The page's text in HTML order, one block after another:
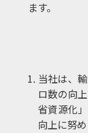
ます。
当社は、
ロ数の向
省資源化
向上に努め